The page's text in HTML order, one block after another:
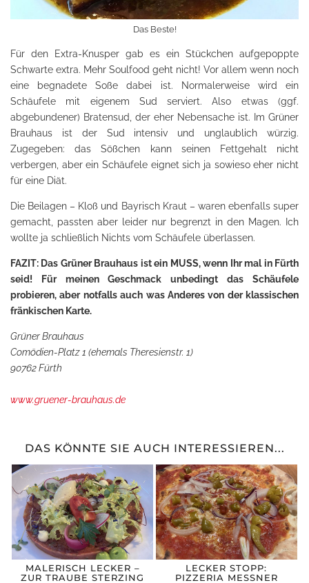
Das Beste!
Für den Extra-Knusper gab es ein Stückchen aufgepoppte
Schwarte extra. Mehr Soulfood geht nicht! Vor allem wenn noch
eine begnadete Soße dabei ist. Normalerweise wird ein
Schäufele mit eigenem Sud serviert. Also etwas (ggf.
abgebundener) Bratensud, der eher Nebensache ist. Im Grüner
Brauhaus ist der Sud intensiv und unglaublich würzig.
Zugegeben: das Sößchen kann seinen Fettgehalt nicht
verbergen, aber ein Schäufele eignet sich ja sowieso eher nicht
für eine Diät.
Die Beilagen – Kloß und Bayrisch Kraut – waren ebenfalls super
gemacht, passten aber leider nur begrenzt in den Magen. Ich
wollte ja schließlich Nichts vom Schäufele überlassen.
FAZIT: Das Grüner Brauhaus ist ein MUSS, wenn Ihr mal in Fürth
seid! Für meinen Geschmack unbedingt das Schäufele
probieren, aber notfalls auch was Anderes von der klassischen
fränkischen Karte.
Grüner Brauhaus
Comödien-Platz 1 (ehemals Theresienstr. 1)
90762 Fürth
www.gruener-brauhaus.de
DAS KÖNNTE SIE AUCH INTERESSIEREN...
MALERISCH LECKER –
ZUR TRAUBE STERZING
LECKER STOPP:
PIZZERIA MESSNER